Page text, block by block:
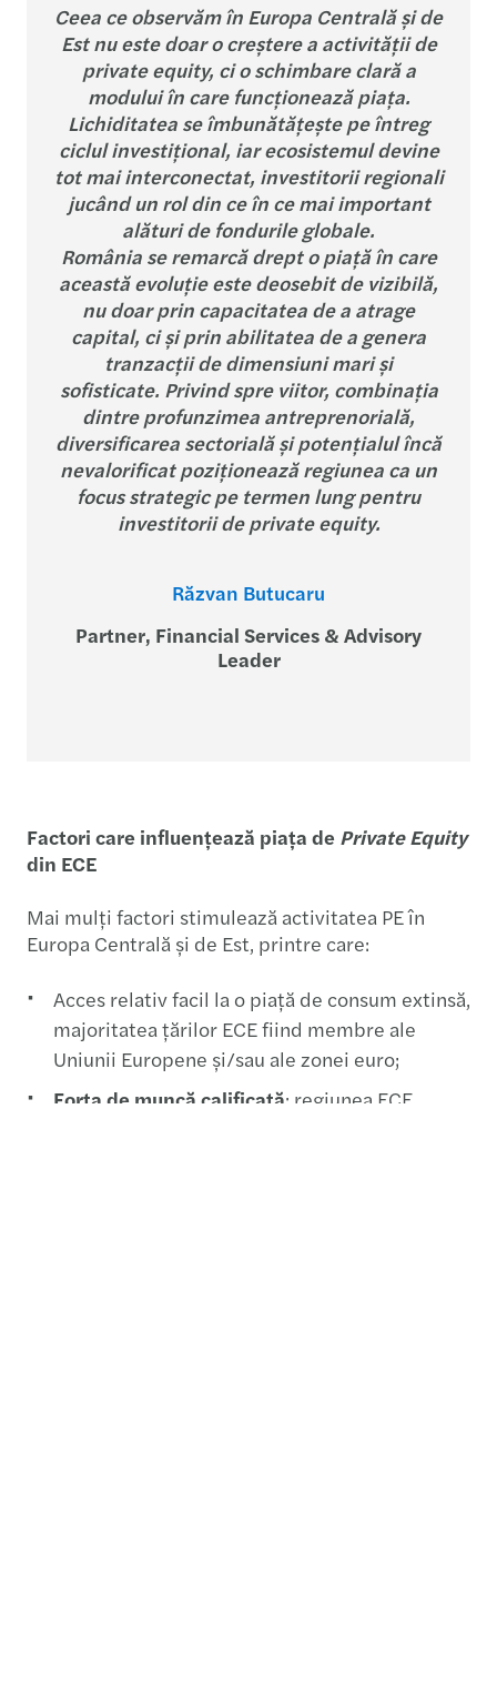
Ceea ce observăm în Europa Centrală și de
Est nu este doar o creștere a activității de
private equity, ci o schimbare clară a
modului în care funcționează piața.
Lichiditatea se îmbunătățește pe întreg
ciclul investițional, iar ecosistemul devine
tot mai interconectat, investitorii regionali
jucând un rol din ce în ce mai important
alături de fondurile globale.
România se remarcă drept o piață în care
această evoluție este deosebit de vizibilă,
nu doar prin capacitatea de a atrage
capital, ci și prin abilitatea de a genera
tranzacții de dimensiuni mari și
sofisticate. Privind spre viitor, combinația
dintre profunzimea antreprenorială,
diversificarea sectorială și potențialul încă
nevalorificat poziționează regiunea ca un
focus strategic pe termen lung pentru
investitorii de private equity.
Răzvan Butucaru
Partner, Financial Services & Advisory
Leader
Factori care influențează piața de Private Equity
din ECE
Mai mulți factori stimulează activitatea PE în
Europa Centrală și de Est, printre care:
Acces relativ facil la o piață de consum extinsă,
majoritatea țărilor ECE fiind membre ale
Uniunii Europene și/sau ale zonei euro;
Forța de muncă calificată: regiunea ECE